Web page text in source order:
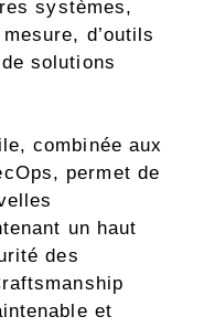
systèmes,
d’outils
solutions
combinée aux
permet de
un haut
des
et